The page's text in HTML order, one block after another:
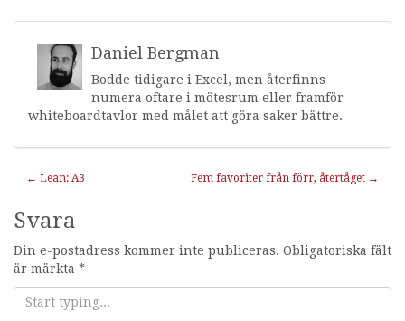
Daniel Bergman
Bodde tidigare i Excel, men återfinns
numera oftare i mötesrum eller framför
whiteboardtavlor med målet att göra saker bättre.
Inläggnavigering
← Lean: A3 Fem favoriter från förr, återtåget →
Svara
Din e-postadress kommer inte publiceras. Obligatoriska fält
är märkta *